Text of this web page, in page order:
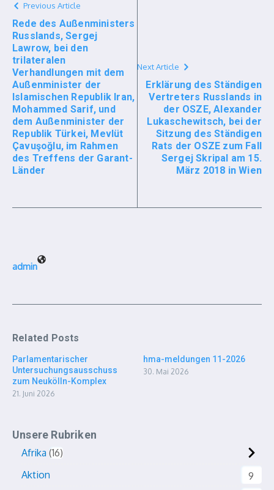
Previous Article
Rede des Außenministers
Russlands, Sergej
Lawrow, bei den
trilateralen
Verhandlungen mit dem
Außenminister der
Islamischen Republik Iran,
Mohammed Sarif, und
dem Außenminister der
Republik Türkei, Mevlüt
Çavuşoğlu, im Rahmen
des Treffens der Garant-
Länder
Next Article
Erklärung des Ständigen
Vertreters Russlands in
der OSZE, Alexander
Lukaschewitsch, bei der
Sitzung des Ständigen
Rats der OSZE zum Fall
Sergej Skripal am 15.
März 2018 in Wien
admin
Related Posts
Parlamentarischer
Untersuchungsausschuss
zum Neukölln-Komplex
21. Juni 2026
hma-meldungen 11-2026
30. Mai 2026
Unsere Rubriken
Afrika 16
Aktion
9